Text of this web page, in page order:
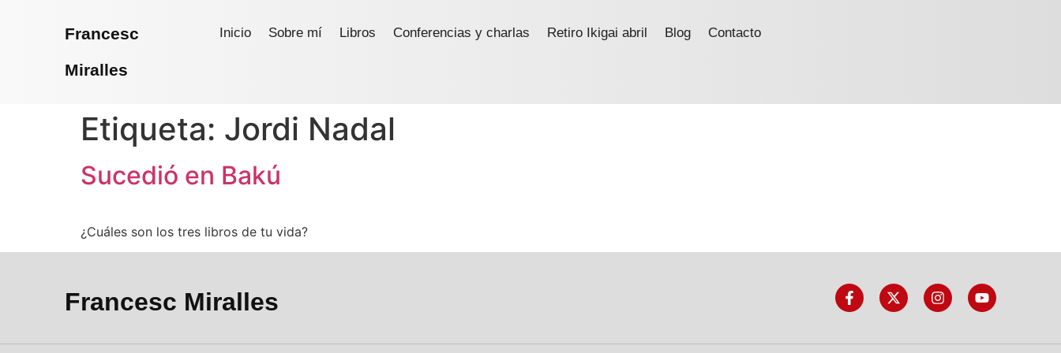
Francesc
Miralles
Inicio Sobre mí Libros Conferencias y charlas Retiro Ikigai abril Blog Contacto
Etiqueta: Jordi Nadal
Sucedió en Bakú
¿Cuáles son los tres libros de tu vida?
Francesc Miralles